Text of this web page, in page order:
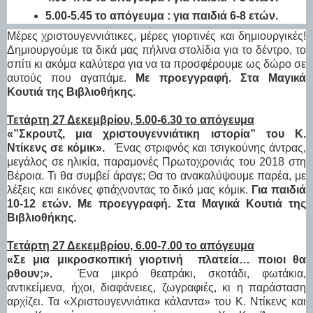
5.00-5.45 το απόγευμα : για παιδιά 6-8 ετών.
Μέρες χριστουγεννιάτικες, μέρες γιορτινές και δημιουργικές!
Δημιουργούμε τα δικά μας πήλινα στολίδια για το δέντρο, το
σπίτι κι ακόμα καλύτερα για να τα προσφέρουμε ως δώρο σε
αυτούς που αγαπάμε.
Με προεγγραφή. Στα Μαγικά
Κουτιά της Βιβλιοθήκης.
Τετάρτη 27 Δεκεμβρίου, 5.00-6.30 το απόγευμα
«”Σκρουτζ, μια χριστουγεννιάτικη ιστορία” του Κ.
Ντίκενς σε κόμικ».
Ένας στριφνός και τσιγκούνης άντρας,
μεγάλος σε ηλικία, παραμονές Πρωτοχρονιάς του 2018 στη
Βέροια. Τι θα συμβεί άραγε; Θα το ανακαλύψουμε παρέα, με
λέξεις και εικόνες φτιάχνοντας το δικό μας κόμικ. Για παιδιά
10-12 ετών. Με προεγγραφή. Στα Μαγικά Κουτιά της
Βιβλιοθήκης.
Τετάρτη 27 Δεκεμβρίου, 6.00-7.00 το απόγευμα
«Σε μια μικροσκοπική γιορτινή πλατεία… ποιοι θα
ρθουν;». Ένα μικρό θεατράκι, σκοτάδι, φωτάκια,
αντικείμενα, ήχοι, διαφάνειες, ζωγραφιές, κι η παράσταση
αρχίζει. Τα «Χριστουγεννιάτικα κάλαντα» του Κ. Ντίκενς και